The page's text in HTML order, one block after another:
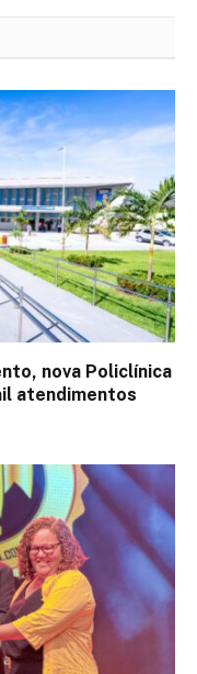
nova Policlínica
atendimentos